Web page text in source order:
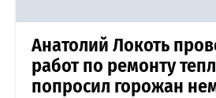
Анатолий Локоть
работ по ремонту
попросил горожан